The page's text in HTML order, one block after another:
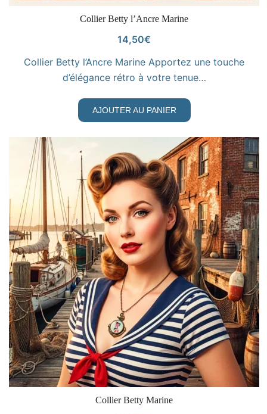
VOIR LE PRODUIT
Collier Betty l’Ancre Marine
14,50€
Collier Betty l’Ancre Marine Apportez une touche
d’élégance rétro à votre tenue…
AJOUTER AU PANIER
VOIR LE PRODUIT
Collier Betty Marine